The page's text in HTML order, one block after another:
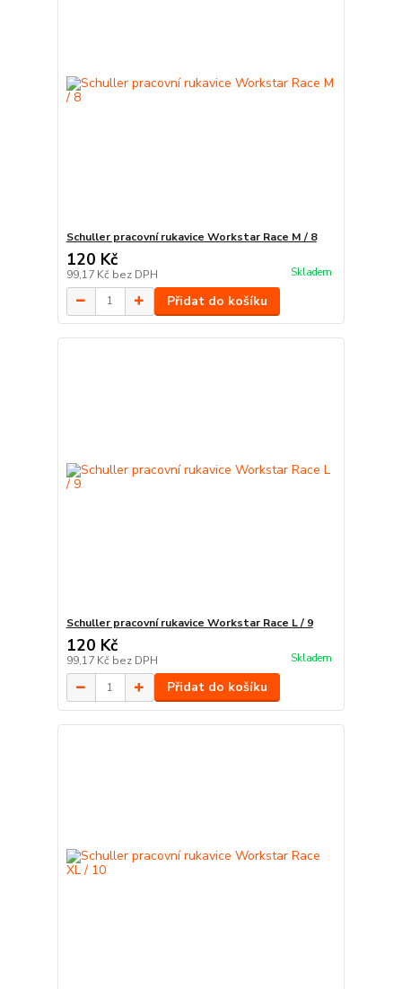
Schuller pracovní rukavice Workstar Race M / 8
120 Kč
99,17 Kč bez DPH Skladem
Přidat do košíku
Schuller pracovní rukavice Workstar Race L / 9
120 Kč
99,17 Kč bez DPH Skladem
Přidat do košíku